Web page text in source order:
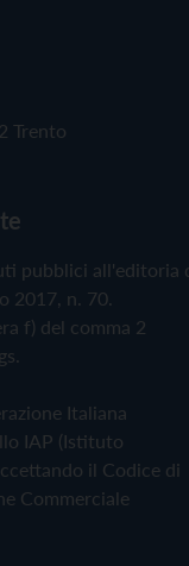
Trento
pubblici all'editoria
2017, n. 70.
f) del comma 2
Italiana
IAP (Istituto
il Codice di
Commerciale